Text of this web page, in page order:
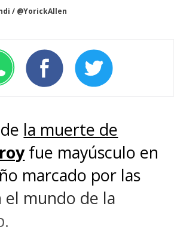
/ @YorickAllen
la muerte de
fue mayúsculo en
marcado por las
el mundo de la